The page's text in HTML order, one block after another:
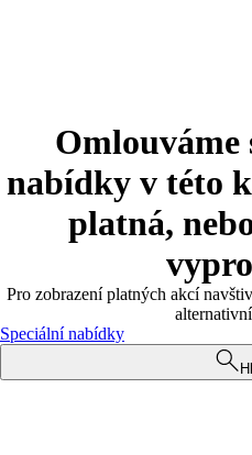
Omlouváme
nabídky v této
platná,
Pro zobrazení platných akcí
Speciální nabídky